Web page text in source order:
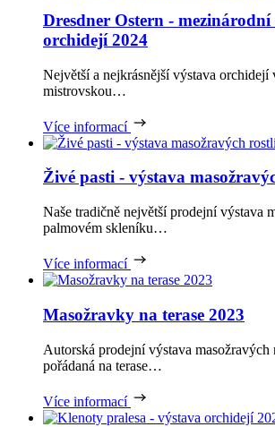
Dresdner Ostern - mezinárodní
orchidejí 2024
Největší a nejkrásnější výstava orchidejí
mistrovskou…
Více informací
Živé pasti - výstava
Naše tradičně největší prodejní výstava
palmovém skleníku…
Více informací
Masožravky na terase 2023
Autorská prodejní výstava masožravých
pořádaná na terase…
Více informací